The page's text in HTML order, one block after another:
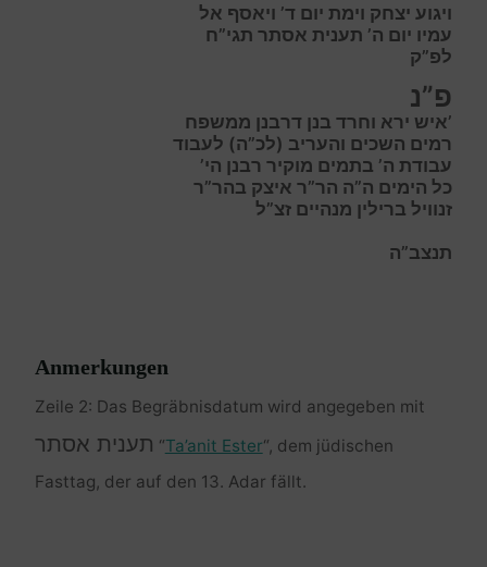
ויגוע יצחק וימת יום ד’ ויאסף אל
עמיו יום ה’ תענית אסתר תגי”ח
לפ”ק
פ”נ
’איש ירא וחרד בנן דרבנן ממשפח
רמים השכים והעריב (לכ”ה) לעבוד
עבודת ה’ בתמים מוקיר רבנן הי’
כל הימים ה”ה הר”ר איצק בהר”ר
זנוויל ברילין מנהיים זצ”ל
תנצב”ה
Anmerkungen
Zeile 2: Das Begräbnisdatum wird angegeben mit
תענית אסתר “Ta’anit Ester“, dem jüdischen
Fasttag, der auf den 13. Adar fällt.